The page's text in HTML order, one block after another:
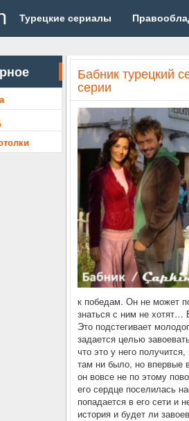
Турецкие сериалы
Бабник турецкий
серии
к победам. Он не может
знаться с ним не хотят…
Это подстегивает
задается целью
что это у него
там ни было, но впервые
он вовсе не по этому
его сердце поселилась
попадается в его сети и
история и будет ли